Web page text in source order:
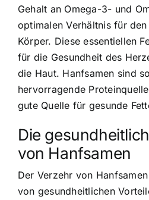
Gehalt an Omega-3- und
optimalen Verhältnis für
Körper. Diese essentiellen
für die Gesundheit des
die Haut. Hanfsamen sind
hervorragende
gute Quelle für gesunde
Die
von Hanfsamen
Der Verzehr von
von gesundheitlichen